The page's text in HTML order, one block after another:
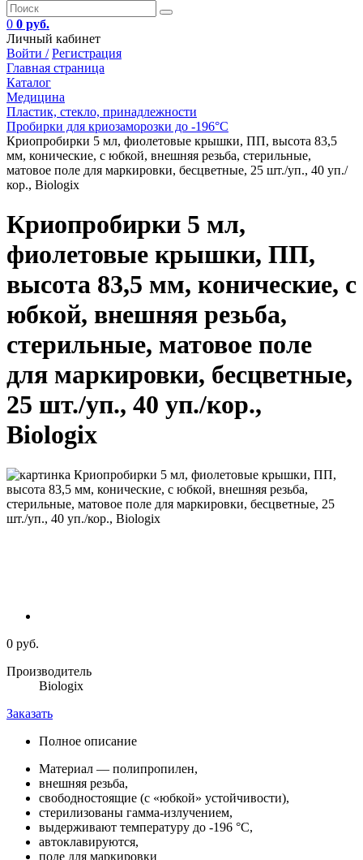
0 0 руб.
Личный кабинет
Войти / Регистрация
Главная страница
Каталог
Медицина
Пластик, стекло, принадлежности
Пробирки для криозаморозки до -196°С
Криопробирки 5 мл, фиолетовые крышки, ПП, высота 83,5
мм, конические, с юбкой, внешняя резьба, стерильные,
матовое поле для маркировки, бесцветные, 25 шт./уп., 40 уп./
кор., Biologix
Криопробирки 5 мл,
фиолетовые крышки, ПП,
высота 83,5 мм, конические, с
юбкой, внешняя резьба,
стерильные, матовое поле
для маркировки, бесцветные,
25 шт./уп., 40 уп./кор.,
Biologix
0 руб.
Производитель
Biologix
Заказать
Полное описание
Материал — полипропилен,
внешняя резьба,
свободностоящие (с «юбкой» устойчивости),
стерилизованы гамма-излучением,
выдерживают температуру до -196 °С,
автоклавируются,
поле для маркировки